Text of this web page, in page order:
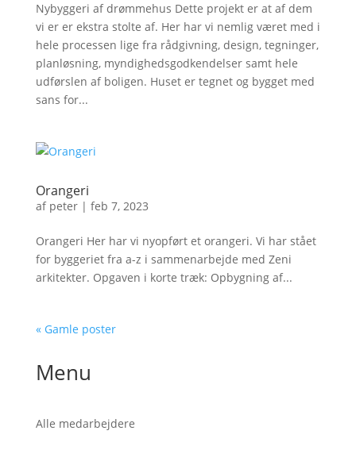
Nybyggeri af drømmehus Dette projekt er at af dem
vi er er ekstra stolte af. Her har vi nemlig været med i
hele processen lige fra rådgivning, design, tegninger,
planløsning, myndighedsgodkendelser samt hele
udførslen af boligen. Huset er tegnet og bygget med
sans for...
Orangeri
af peter| feb 7, 2023
Orangeri Her har vi nyopført et orangeri. Vi har stået
for byggeriet fra a-z i sammenarbejde med Zeni
arkitekter. Opgaven i korte træk: Opbygning af...
« Gamle poster
Menu
Alle medarbejdere